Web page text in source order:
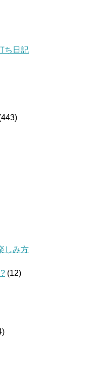
ち日記
しみ方
(12)